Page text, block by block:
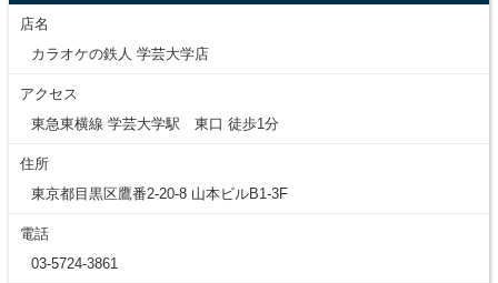
店名
カラオケの鉄人 学芸大学店
アクセス
東急東横線 学芸大学駅 東口 徒歩1分
住所
東京都目黒区鷹番2-20-8 山本ビルB1-3F
電話
03-5724-3861